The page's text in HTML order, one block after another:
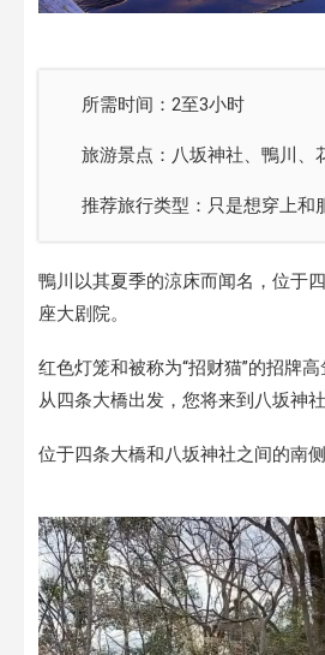
所需时间：2至3小时
旅游景点：八坂神社、鴨川、
推荐旅行类型：只是想穿上和
鴨川以其夏季的涼床而闻名，位于
座大剧院。
红色灯笼和被称为“招财猫”的招牌高
从四条大橋出发，您将来到八坂神社
位于四条大橋和八坂神社之间的南侧